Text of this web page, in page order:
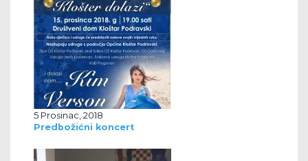
5 Prosinac, 2018
Predbožićni koncert